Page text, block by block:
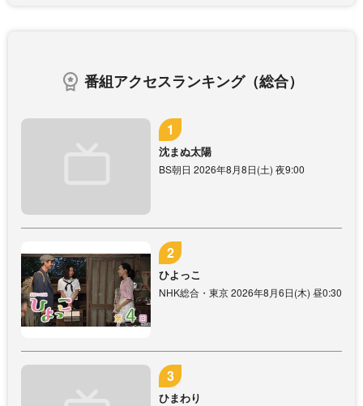
番組アクセスランキング（総合）
沈まぬ太陽
BS朝日 2026年8月8日(土) 夜9:00
ひよっこ
NHK総合・東京 2026年8月6日(木) 昼0:30
ひまわり